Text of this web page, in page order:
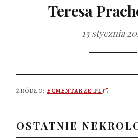
Teresa
13 stycznia
ŹRÓDŁO: ECMENTARZE.PL
OSTATNIE